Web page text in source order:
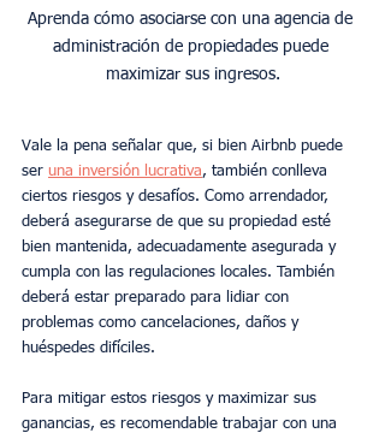
Aprenda cómo asociarse con una agencia de
administración de propiedades puede
Vale la pena señalar que, si bien Airbnb puede
ser una inversión lucrativa, también conlleva
ciertos riesgos y desafíos. Como arrendador,
deberá asegurarse de que su propiedad esté
bien mantenida, adecuadamente asegurada y
cumpla con las regulaciones locales. También
deberá estar preparado para lidiar con
problemas como cancelaciones, daños y
huéspedes difíciles.
Para mitigar estos riesgos y maximizar sus
ganancias, es recomendable trabajar con una